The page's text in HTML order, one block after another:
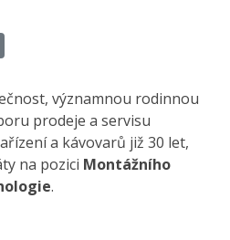
významnou rodinnou
prodeje a servisu
a kávovarů již 30 let,
na pozici Montážního
.